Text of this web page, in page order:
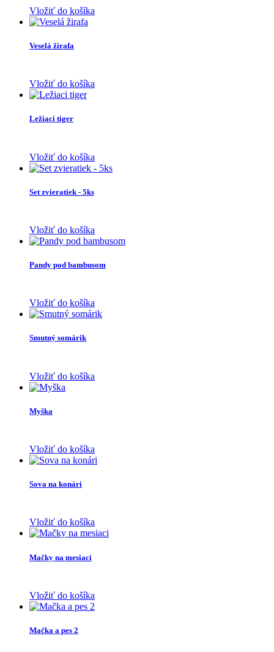
Vložiť do košíka
Veselá žirafa
Vložiť do košíka
Ležiaci tiger
Vložiť do košíka
Set zvieratiek - 5ks
Vložiť do košíka
Pandy pod bambusom
Vložiť do košíka
Smutný somárik
Vložiť do košíka
Myška
Vložiť do košíka
Sova na konári
Vložiť do košíka
Mačky na mesiaci
Vložiť do košíka
Mačka a pes 2